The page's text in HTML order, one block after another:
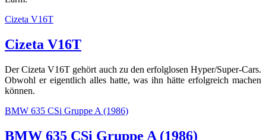
Cizeta V16T
Cizeta V16T
Der Cizeta V16T gehört auch zu den erfolglosen Hyper/Super-Cars.
Obwohl er eigentlich alles hatte, was ihn hätte erfolgreich machen
können.
BMW 635 CSi Gruppe A (1986)
BMW 635 CSi Gruppe A (1986)